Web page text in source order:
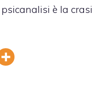
è la crasi